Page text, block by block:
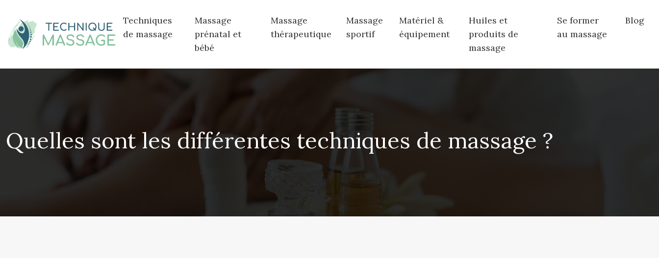
Techniques
de massage
Massage
prénatal et
bébé
Massage
thérapeutique
Massage
sportif
Matériel &
équipement
Huiles et
produits de
massage
Se former
au massage
Blog
Quelles sont les différentes techniques de massage ?